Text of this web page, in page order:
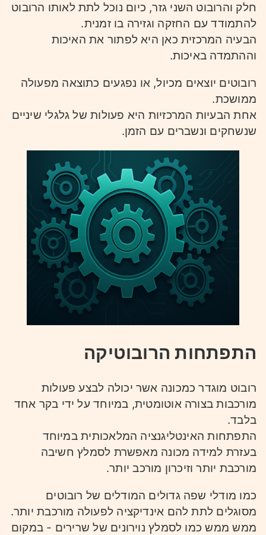
חלק והרובוט השני גזר, כיום נוכל לתת לאותו הרובוט
להתמודד עם החזקה וגזירה בו זמנית.
הבעיה המרכזית כאן היא לפתור את האיכות
וההתמדה באיכות.
רובוטים יוצאים מכיול, או נפגעים כתוצאה מפעולה
ממושכת.
אחת הבעיות המרכזיות היא פעולות של גלגלי שיניים
שנשחקים ונשברים עם הזמן.
התפתחות הרובוטיקה
רובוט מוגדר כמכונה אשר יכולה לבצע פעולות
מורכבות בצורה אוטומטית, במיוחד על ידי בקר אחד
בלבד.
התפתחות האינטליגנציה המלאכותית במיוחד
בעזרת למידה מכונה מאפשרת לסמלץ חשיבה
מורכבת יותר וזיכרון מורכב יותר.
כמו מודלי שפה גדולים המודלים של רובוטים
מסוגלים לתת להם אינדיקציה לפעולה מורכבת יותר.
ממש ממש כמו לסמלץ נוירונים של שרירים - במקום